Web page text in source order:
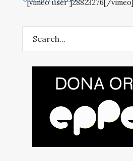
[vimeo user ]28823276[/vimeo]